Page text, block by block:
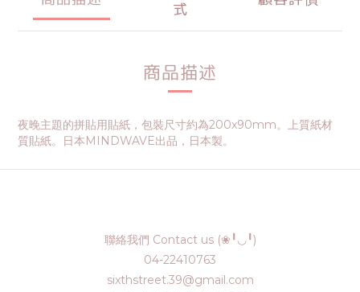
式
商品描述
夜晚主題的拼貼用貼紙，包裝尺寸約為200x90mm。上質紙材
質貼紙。日本MINDWAVE出品，日本製。
聯絡我們 Contact us (❀╹◡╹)
04-22410763
sixthstreet.39@gmail.com